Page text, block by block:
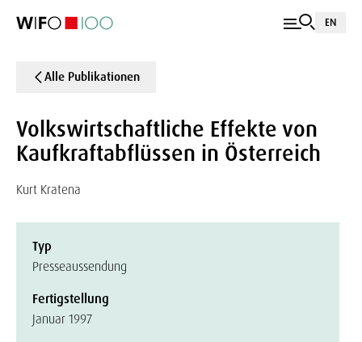
EN
Alle Publikationen
Volkswirtschaftliche Effekte von
Kaufkraftabflüssen in Österreich
Kurt Kratena
Typ
Presseaussendung
Fertigstellung
Januar 1997